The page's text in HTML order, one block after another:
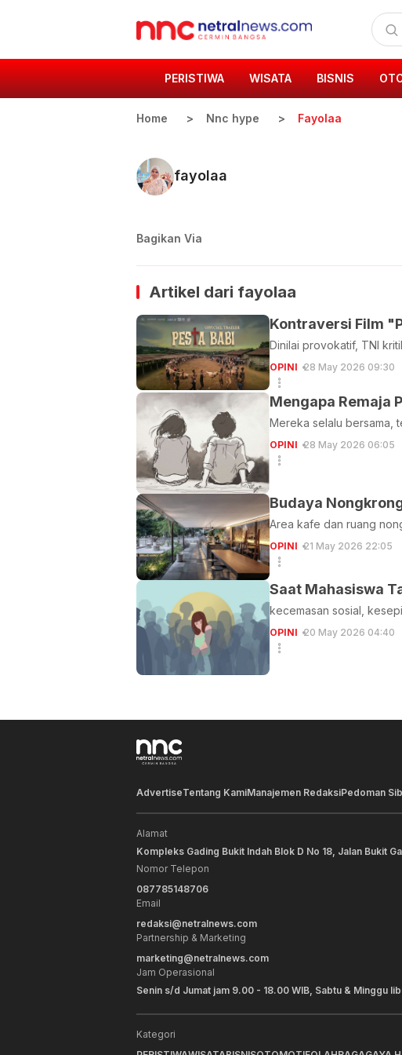
PERISTIWA WISATA BISNIS
Home Nnc hype Fayolaa
fayolaa
Bagikan Via
Artikel dari fayolaa
Kontraversi Film
Dinilai provokatif, TNI
OPINI 28 May 2026 09:30
Mengapa Remaja
Mereka selalu bersama,
OPINI 28 May 2026 06:05
Budaya
Area kafe dan ruang
OPINI 21 May 2026 22:05
Saat Mahasiswa
kecemasan sosial,
OPINI 20 May 2026 04:40
AdvertiseTentang KamiManajemen RedaksiPedoman
Alamat
Kompleks Gading Bukit Indah Blok D No 18, Jalan Bukit
Nomor Telepon
087785148706
Email
redaksi@netralnews.com
Partnership & Marketing
marketing@netralnews.com
Jam Operasional
Senin s/d Jumat jam 9.00 - 18.00 WIB, Sabtu & Minggu
Kategori